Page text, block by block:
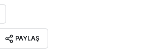
PAYLAŞ